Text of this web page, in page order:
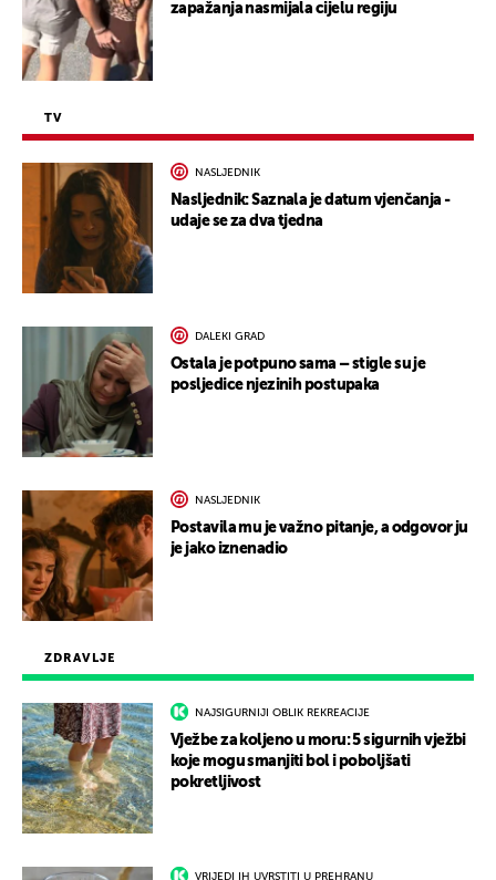
ZDRAVLJE
NAJSIGURNIJI OBLIK REKREACIJE
Vježbe za koljeno u moru: 5 sigurnih vježbi
koje mogu smanjiti bol i poboljšati
pokretljivost
VRIJEDI IH UVRSTITI U PREHRANU
zapažanja nasmijala cijelu regiju
TV
NASLJEDNIK
Nasljednik: Saznala je datum vjenčanja -
udaje se za dva tjedna
DALEKI GRAD
Ostala je potpuno sama – stigle su je
posljedice njezinih postupaka
NASLJEDNIK
Postavila mu je važno pitanje, a odgovor ju
je jako iznenadio